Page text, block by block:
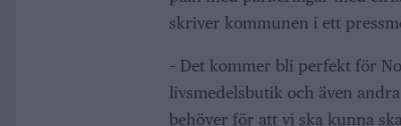
skriver kommunen i ett
– Det kommer bli perfekt för
livsmedelsbutik och även
behöver för att vi ska kunna